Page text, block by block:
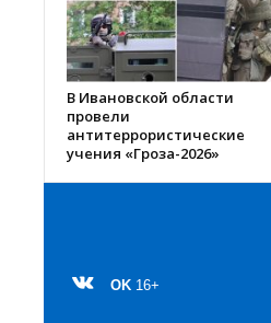
В Ивановской области
провели
антитеррористические
учения «Гроза-2026»
OK 16+